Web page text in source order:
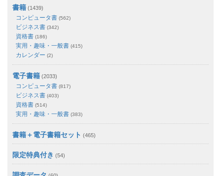
書籍 (1439)
コンピュータ書 (562)
ビジネス書 (342)
資格書 (186)
実用・趣味・一般書 (415)
カレンダー (2)
電子書籍 (2033)
コンピュータ書 (817)
ビジネス書 (403)
資格書 (514)
実用・趣味・一般書 (383)
書籍＋電子書籍セット (465)
限定特典付き (54)